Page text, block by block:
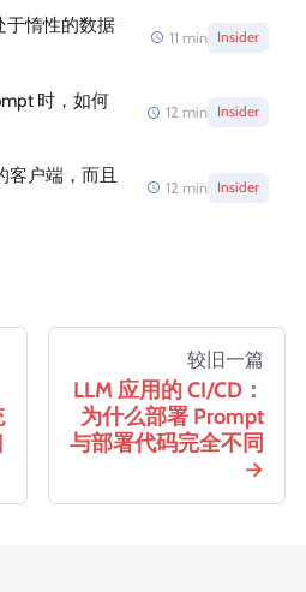
于惰性的数据
11 min Insider
时，如何
12 min Insider
客户端，而且
12 min Insider
较旧一篇
LLM 应用的 CI/CD：
为什么部署 Prompt
与部署代码完全不同